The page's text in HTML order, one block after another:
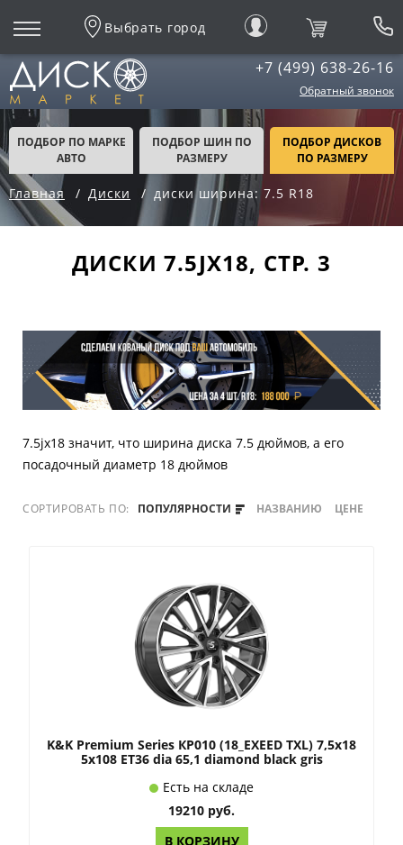
Выбрать город
+7 (499) 638-26-16
Обратный звонок
ПОДБОР ПО МАРКЕ
АВТО
ПОДБОР ШИН ПО
РАЗМЕРУ
ПОДБОР ДИСКОВ
ПО РАЗМЕРУ
Главная Диски диски ширина: 7.5 R18
ДИСКИ 7.5JX18, СТР. 3
7.5jx18 значит, что ширина диска 7.5 дюймов, а его
посадочный диаметр 18 дюймов
СОРТИРОВАТЬ ПО: ПОПУЛЯРНОСТИ НАЗВАНИЮ ЦЕНЕ
K&K Premium Series КР010 (18_EXEED TXL) 7,5x18
5x108 ET36 dia 65,1 diamond black gris
Есть на складе
19210 руб.
В КОРЗИНУ